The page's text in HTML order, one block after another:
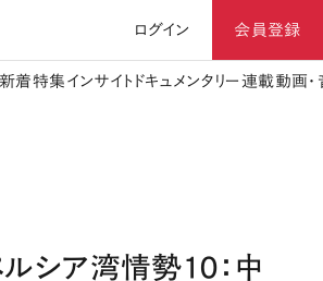
ログイン 会員登録
新着特集 インサイト ドキュメンタリー 連載動画
シア湾情勢10：中